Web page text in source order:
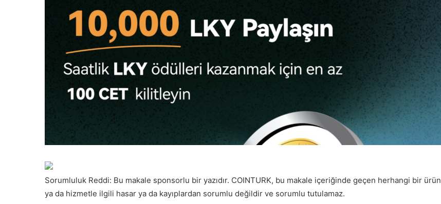
Sorumluluk Reddi: Bu makale sponsorlu bir yazıdır. COINTURK, bu makale içeriğinde geçen herhangi bir ürün
ya da hizmetle ilgili hasar ya da kayıplardan sorumlu değildir ve sorumlu tutulamaz.